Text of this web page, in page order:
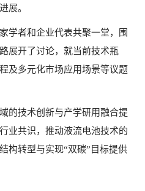
展。
学者和企业代表共聚一堂，围
展开了讨论，就当前技术瓶
及多元化市场应用场景等议题
的技术创新与产学研用融合提
业共识，推动液流电池技术的
构转型与实现“双碳”目标提供